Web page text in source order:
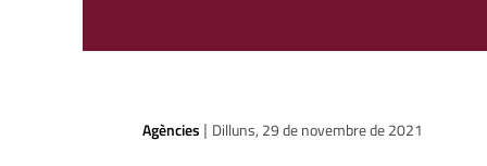
Agències | Dilluns, 29 de novembre de 2021